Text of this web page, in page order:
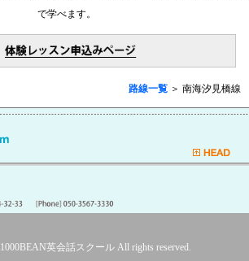
で学べます。
路線一覧 ＞ 南海汐見橋線
1000BEAN英会話スクール All rights reserved.